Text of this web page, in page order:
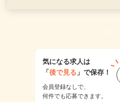
1
気になる求人は
「後で見る 」で保存！
会員登録なしで、
何件でも応募できます。